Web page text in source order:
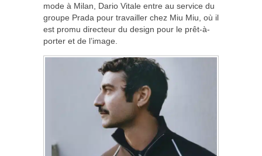
mode à Milan, Dario Vitale entre au service du
groupe Prada pour travailler chez Miu Miu, où il
est promu directeur du design pour le prêt-à-
porter et de l’image.